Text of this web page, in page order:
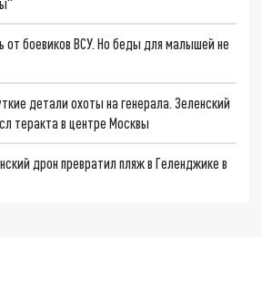
от боевиков ВСУ. Но беды для малышей не
детали охоты на генерала. Зеленский
теракта в центре Москвы
дрон превратил пляж в Геленджике в